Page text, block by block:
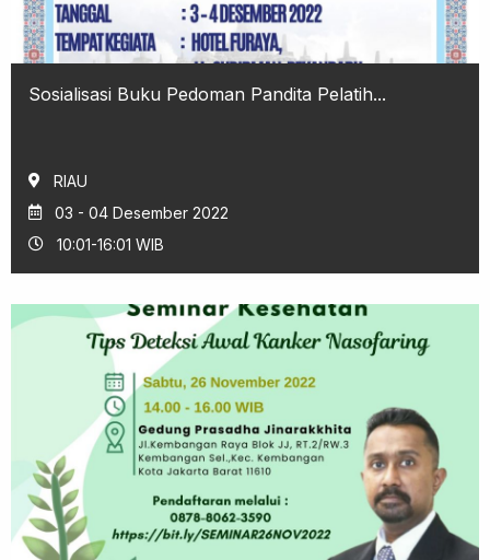
Sosialisasi Buku Pedoman Pandita Pelatih...
RIAU
03 - 04 Desember 2022
10:01-16:01 WIB